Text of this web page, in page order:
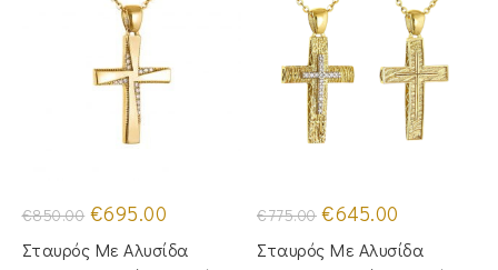
€850.00 Original
price
was:
€850.00.
€695.00
τιμή
είναι:
Σταυρός Με Αλυσίδα
€775.00 Original
price
was:
€775.00.
€645.00
τιμή
είναι:
Σταυρός Με Αλυσίδα